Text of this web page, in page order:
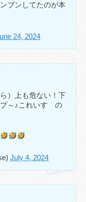
ブンしてたのが本
24, 2024
）上も危ない！下
～♪これいすゞの
July 4, 2024